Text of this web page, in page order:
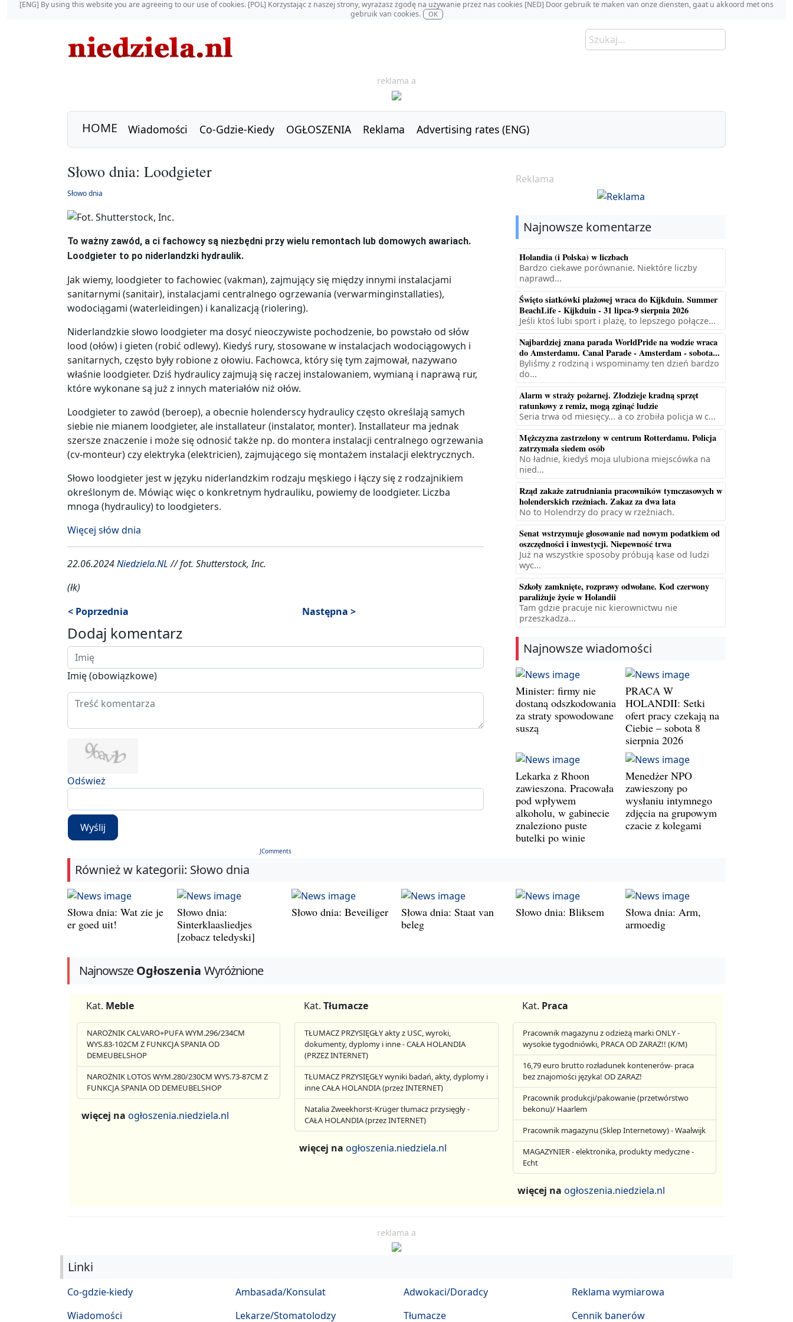
[ENG] By using this website you are agreeing to our use of cookies. [POL] Korzystając z naszej strony, wyrażasz zgodę na używanie przez nas cookies [NED] Door gebruik te maken van onze diensten, gaat u akkoord met ons
gebruik van cookies.
OK
reklama a
HOME Wiadomości Co-Gdzie-Kiedy OGŁOSZENIA Reklama Advertising rates (ENG)
Słowo dnia: Loodgieter
Słowo dnia
To ważny zawód, a ci fachowcy są niezbędni przy wielu remontach lub domowych awariach.
Loodgieter to po niderlandzki hydraulik.
Jak wiemy, loodgieter to fachowiec (vakman), zajmujący się między innymi instalacjami
sanitarnymi (sanitair), instalacjami centralnego ogrzewania (verwarminginstallaties),
wodociągami (waterleidingen) i kanalizacją (riolering).
Niderlandzkie słowo loodgieter ma dosyć nieoczywiste pochodzenie, bo powstało od słów
lood (ołów) i gieten (robić odlewy). Kiedyś rury, stosowane w instalacjach wodociągowych i
sanitarnych, często były robione z ołowiu. Fachowca, który się tym zajmował, nazywano
właśnie loodgieter. Dziś hydraulicy zajmują się raczej instalowaniem, wymianą i naprawą rur,
które wykonane są już z innych materiałów niż ołów.
Loodgieter to zawód (beroep), a obecnie holenderscy hydraulicy często określają samych
siebie nie mianem loodgieter, ale installateur (instalator, monter). Installateur ma jednak
szersze znaczenie i może się odnosić także np. do montera instalacji centralnego ogrzewania
(cv-monteur) czy elektryka (elektricien), zajmującego się montażem instalacji elektrycznych.
Słowo loodgieter jest w języku niderlandzkim rodzaju męskiego i łączy się z rodzajnikiem
określonym de. Mówiąc więc o konkretnym hydrauliku, powiemy de loodgieter. Liczba
mnoga (hydraulicy) to loodgieters.
Więcej słów dnia
22.06.2024Niedziela.NL// fot. Shutterstock, Inc.
(łk)
< Poprzednia
Następna >
Dodaj komentarz
Imię (obowiązkowe)
Odśwież
Wyślij
JComments
Reklama
Najnowsze komentarze
Holandia (i Polska) w liczbach
Bardzo ciekawe porównanie. Niektóre liczby
naprawd...
Święto siatkówki plażowej wraca do Kijkduin. Summer
BeachLife - Kijkduin - 31 lipca-9 sierpnia 2026
Jeśli ktoś lubi sport i plażę, to lepszego połącze...
Najbardziej znana parada WorldPride na wodzie wraca
do Amsterdamu. Canal Parade - Amsterdam - sobota...
Byliśmy z rodziną i wspominamy ten dzień bardzo
do...
Alarm w straży pożarnej. Złodzieje kradną sprzęt
ratunkowy z remiz, mogą zginąć ludzie
Seria trwa od miesięcy... a co zrobiła policja w c...
Mężczyzna zastrzelony w centrum Rotterdamu. Policja
zatrzymała siedem osób
No ładnie, kiedyś moja ulubiona miejscówka na
nied...
Rząd zakaże zatrudniania pracowników tymczasowych w
holenderskich rzeźniach. Zakaz za dwa lata
No to Holendrzy do pracy w rzeźniach.
Senat wstrzymuje głosowanie nad nowym podatkiem od
oszczędności i inwestycji. Niepewność trwa
Już na wszystkie sposoby próbują kase od ludzi
wyc...
Szkoły zamknięte, rozprawy odwołane. Kod czerwony
paraliżuje życie w Holandii
Tam gdzie pracuje nic kierownictwu nie
przeszkadza...
Najnowsze wiadomości
Minister: firmy nie
dostaną odszkodowania
za straty spowodowane
suszą
PRACA W
HOLANDII: Setki
ofert pracy czekają na
Ciebie – sobota 8
sierpnia 2026
Lekarka z Rhoon
zawieszona. Pracowała
pod wpływem
alkoholu, w gabinecie
znaleziono puste
butelki po winie
Menedżer NPO
zawieszony po
wysłaniu intymnego
zdjęcia na grupowym
czacie z kolegami
Również w kategorii: Słowo dnia
Słowa dnia: Wat zie je
er goed uit!
Słowo dnia:
Sinterklaasliedjes
[zobacz teledyski]
Słowo dnia: Beveiliger
Słowa dnia: Staat van
beleg
Słowo dnia: Bliksem
Słowa dnia: Arm,
armoedig
NajnowszeOgłoszenia Wyróżnione
Kat. Meble
NAROŻNIK CALVARO+PUFA WYM.296/234CM
WYS.83-102CM Z FUNKCJA SPANIA OD
DEMEUBELSHOP
NAROŻNIK LOTOS WYM.280/230CM WYS.73-87CM Z
FUNKCJA SPANIA OD DEMEUBELSHOP
więcej na ogłoszenia.niedziela.nl
Kat. Tłumacze
TŁUMACZ PRZYSIĘGŁY akty z USC, wyroki,
dokumenty, dyplomy i inne - CAŁA HOLANDIA
(PRZEZ INTERNET)
TŁUMACZ PRZYSIĘGŁY wyniki badań, akty, dyplomy i
inne CAŁA HOLANDIA (przez INTERNET)
Natalia Zweekhorst-Krüger tłumacz przysięgły -
CAŁA HOLANDIA (przez INTERNET)
więcej naogłoszenia.niedziela.nl
Kat. Praca
Pracownik magazynu z odzieżą marki ONLY -
wysokie tygodniówki, PRACA OD ZARAZ!! (K/M)
16,79 euro brutto rozładunek kontenerów- praca
bez znajomości języka! OD ZARAZ!
Pracownik produkcji/pakowanie (przetwórstwo
bekonu)/ Haarlem
Pracownik magazynu (Sklep Internetowy) - Waalwijk
MAGAZYNIER - elektronika, produkty medyczne -
Echt
więcej na ogłoszenia.niedziela.nl
reklama a
Linki
Co-gdzie-kiedy
Wiadomości
Ambasada/Konsulat
Lekarze/Stomatolodzy
Adwokaci/Doradcy
Tłumacze
Reklama wymiarowa
Cennik banerów